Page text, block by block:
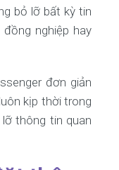
bỏ lỡ bất kỳ tin
nghiệp hay
đơn giản
kịp thời trong
thông tin quan